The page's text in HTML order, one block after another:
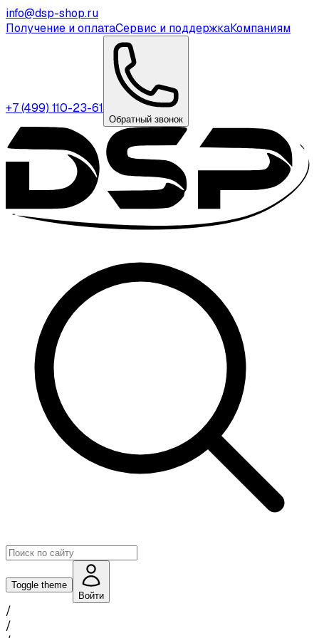
info@dsp-shop.ru
Получение и оплатаСервис и поддержкаКомпаниям
+7 (499) 110-23-61
Обратный звонок
Toggle theme
Войти
/
/